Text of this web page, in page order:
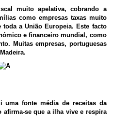
muito apelativa, cobrando a
como empresas taxas muito
a União Europeia. Este facto
e financeiro mundial, como
Muitas empresas, portuguesas
uma fonte média de receitas da
se que a ilha vive e respira